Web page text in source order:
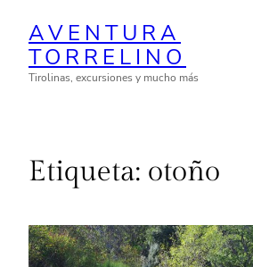
contenido
AVENTURA
TORRELINO
Tirolinas, excursiones y mucho más
Etiqueta: otoño